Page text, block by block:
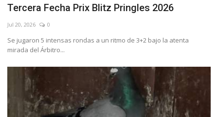
Tercera Fecha Prix Blitz Pringles 2026
Jul 20, 2026 0
Se jugaron 5 intensas rondas a un ritmo de 3+2 bajo la atenta
mirada del Árbitro...